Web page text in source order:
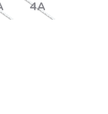
4A